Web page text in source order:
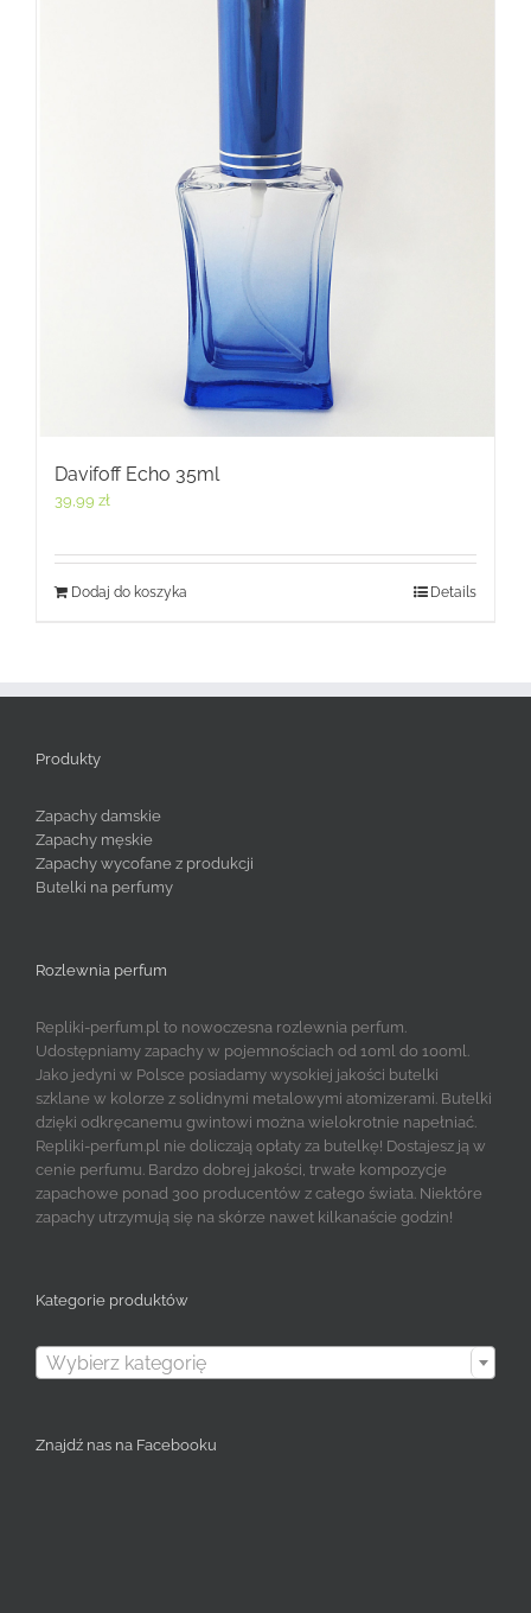
Davifoff Echo 35ml
39,99 zł
Dodaj do koszyka Details
Produkty
Zapachy damskie
Zapachy męskie
Zapachy wycofane z produkcji
Butelki na perfumy
Rozlewnia perfum
Repliki-perfum.pl to nowoczesna rozlewnia perfum.
Udostępniamy zapachy w pojemnościach od 10ml do 100ml.
Jako jedyni w Polsce posiadamy wysokiej jakości butelki
szklane w kolorze z solidnymi metalowymi atomizerami. Butelki
dzięki odkręcanemu gwintowi można wielokrotnie napełniać.
Repliki-perfum.pl nie doliczają opłaty za butelkę! Dostajesz ją w
cenie perfumu. Bardzo dobrej jakości, trwałe kompozycje
zapachowe ponad 300 producentów z całego świata. Niektóre
zapachy utrzymują się na skórze nawet kilkanaście godzin!
Kategorie produktów
Wybierz kategorię
Znajdź nas na Facebooku